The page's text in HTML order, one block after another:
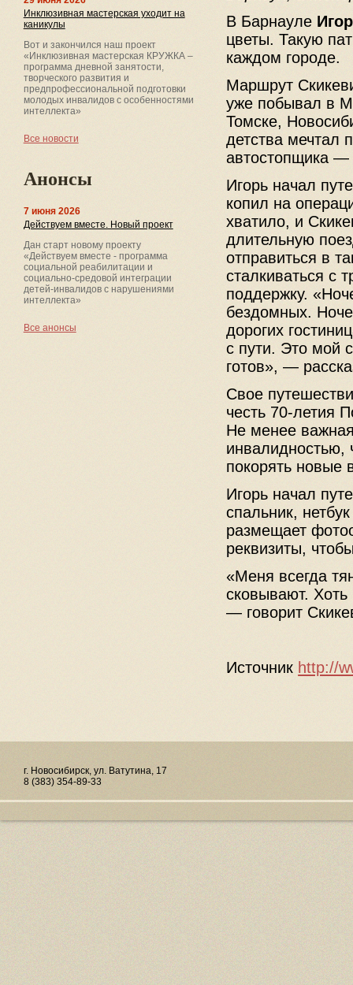
В Барнауле
цветы. Такую
каждом городе.
Маршрут
уже побывал в
Томске,
детства мечтал
автостопщика —
Игорь начал
копил на
хватило, и
длительную
отправиться в
сталкиваться с
поддержку.
бездомных.
дорогих
с пути. Это мой
готов», —
Свое
честь 70-летия
Не менее
инвалидностью,
покорять новые
Игорь начал
спальник,
размещает
реквизиты,
«Меня всегда
сковывают. Хоть
— говорит
Источник http://
Инклюзивная мастерская уходит на
каникулы
Вот и закончился наш проект
«Инклюзивная мастерская КРУЖКА –
программа дневной занятости,
творческого развития и
предпрофессиональной подготовки
молодых инвалидов с особенностями
интеллекта»
Все новости
Анонсы
7 июня 2026
Действуем вместе. Новый проект
Дан старт новому проекту
«Действуем вместе - программа
социальной реабилитации и
социально-средовой интеграции
детей-инвалидов с нарушениями
интеллекта»
Все анонсы
г. Новосибирск, ул. Ватутина, 17
8 (383) 354-89-33